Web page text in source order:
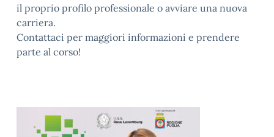
il proprio profilo professionale o avviare una nuova
carriera.
Contattaci per maggiori informazioni e prendere
parte al corso!